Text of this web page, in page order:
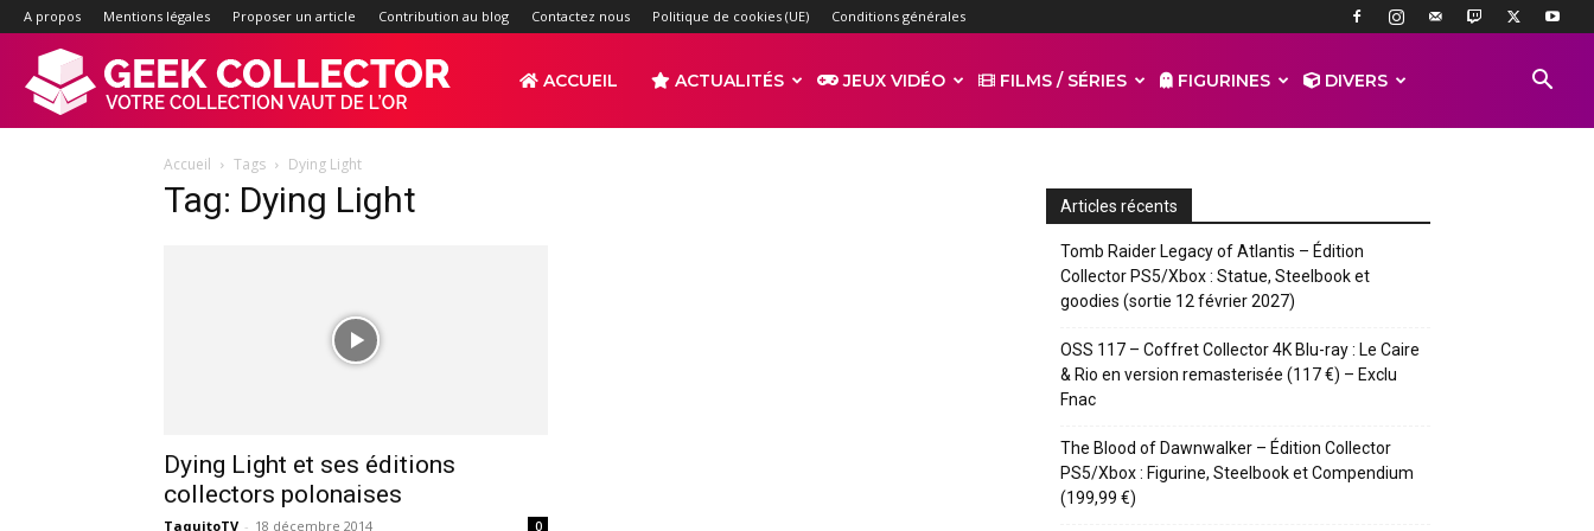
A propos Mentions légales Proposer un article Contribution au blog Contactez nous Politique de cookies (UE) Conditions générales
d'actualités
ACCUEIL ACTUALITÉS JEUX VIDÉO FILMS / SÉRIES FIGURINES DIVERS
Accueil Tags Dying Light
Tag: Dying Light
Dying Light et ses éditions
collectors polonaises
TaquitoTV - 18 décembre 2014 0
Articles récents
Tomb Raider Legacy of Atlantis – Édition
Collector PS5/Xbox : Statue, Steelbook et
goodies (sortie 12 février 2027)
OSS 117 – Coffret Collector 4K Blu-ray : Le Caire
& Rio en version remasterisée (117 €) – Exclu
Fnac
The Blood of Dawnwalker – Édition Collector
PS5/Xbox : Figurine, Steelbook et Compendium
(199,99 €)